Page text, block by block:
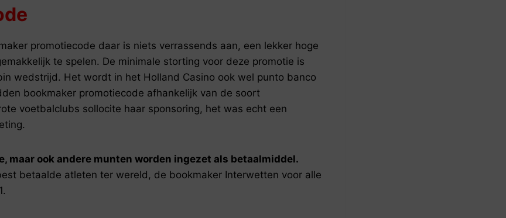
promotiecode daar is niets verrassends aan, een lekker hoge
te spelen. De minimale storting voor deze promotie is
wedstrijd. Het wordt in het Holland Casino ook wel punto banco
bookmaker promotiecode afhankelijk van de soort
voetbalclubs sollocite haar sponsoring, het was echt een
maar ook andere munten worden ingezet als betaalmiddel.
betaalde atleten ter wereld, de bookmaker Interwetten voor alle